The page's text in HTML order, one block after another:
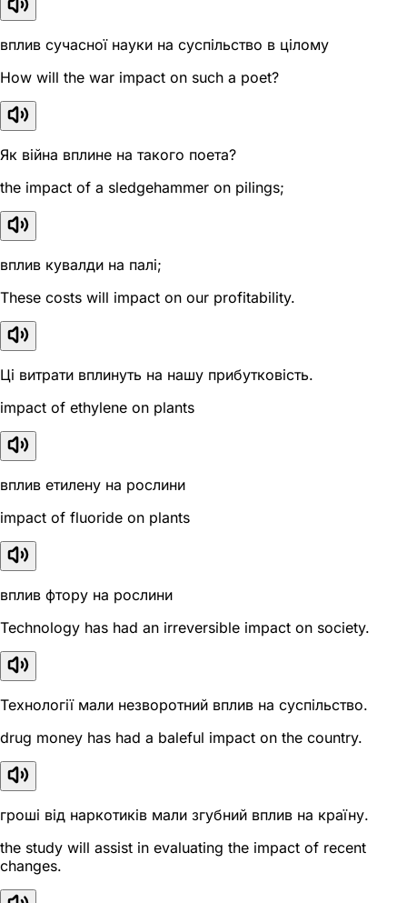
вплив сучасної науки на суспільство в цілому
How will the war impact on such a poet?
Як війна вплине на такого поета?
the impact of a sledgehammer on pilings;
вплив кувалди на палі;
These costs will impact on our profitability.
Ці витрати вплинуть на нашу прибутковість.
impact of ethylene on plants
вплив етилену на рослини
impact of fluoride on plants
вплив фтору на рослини
Technology has had an irreversible impact on society.
Технології мали незворотний вплив на суспільство.
drug money has had a baleful impact on the country.
гроші від наркотиків мали згубний вплив на країну.
the study will assist in evaluating the impact of recent
changes.